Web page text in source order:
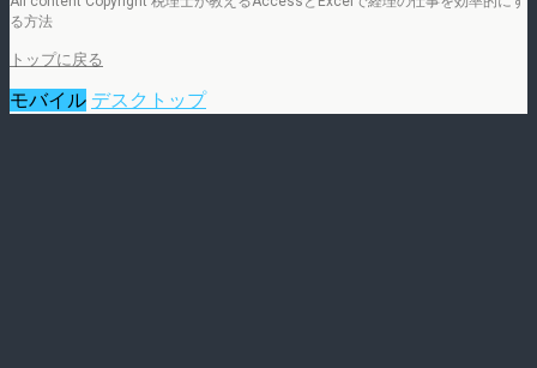
る方法
トップに戻る
モバイル デスクトップ